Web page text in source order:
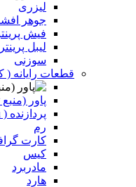
لیزری
جوهر
فیش
لیبل پرینتر
سوزنی
قطعات رایانه (
پاور
پردازنده ( cpu )
رم
کارت
کیس
مادربرد
هارد